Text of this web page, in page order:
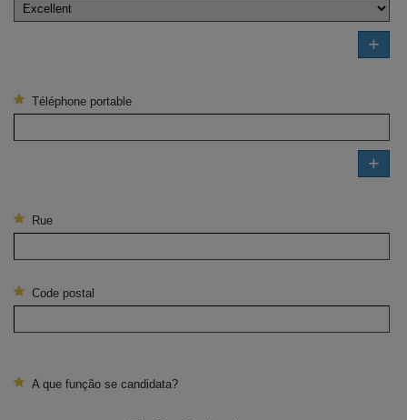
+
Téléphone portable
+
Rue
Code postal
A que função se candidata?